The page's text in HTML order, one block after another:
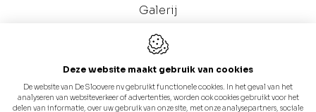
Galerij
Catalogus (Betonnen Putten)
Deze website maakt gebruik van cookies
De website van De Sloovere nv gebruikt functionele cookies. In het geval van het
analyseren van websiteverkeer of advertenties, worden ook cookies gebruikt voor het
delen van informatie, over uw gebruik van onze site, met onze analysepartners, sociale